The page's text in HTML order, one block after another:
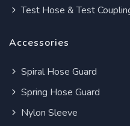
Test Hose & Test
Accessories
Spiral Hose Guard
Spring Hose Guard
Nylon Sleeve